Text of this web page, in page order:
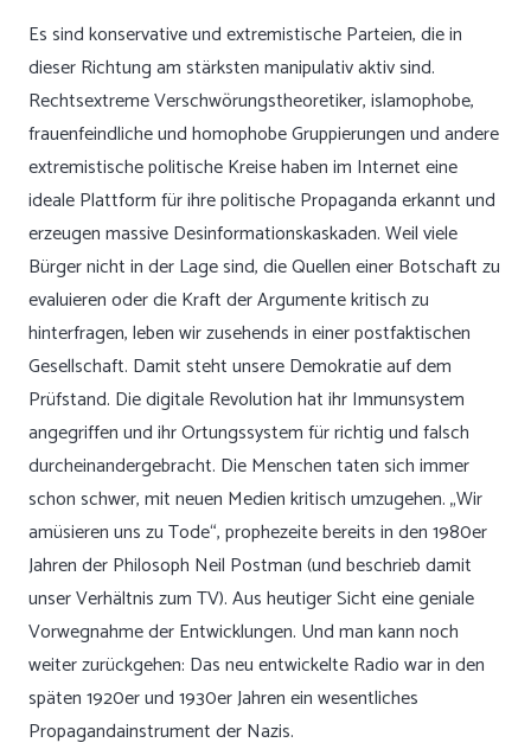
Es sind konservative und extremistische Parteien, die in
dieser Richtung am stärksten manipulativ aktiv sind.
Rechtsextreme Verschwörungstheoretiker, islamophobe,
frauenfeindliche und homophobe Gruppierungen und andere
extremistische politische Kreise haben im Internet eine
ideale Plattform für ihre politische Propaganda erkannt und
erzeugen massive Desinformationskaskaden. Weil viele
Bürger nicht in der Lage sind, die Quellen einer Botschaft zu
evaluieren oder die Kraft der Argumente kritisch zu
hinterfragen, leben wir zusehends in einer postfaktischen
Gesellschaft. Damit steht unsere Demokratie auf dem
Prüfstand. Die digitale Revolution hat ihr Immunsystem
angegriffen und ihr Ortungssystem für richtig und falsch
durcheinandergebracht. Die Menschen taten sich immer
schon schwer, mit neuen Medien kritisch umzugehen. „Wir
amüsieren uns zu Tode“, prophezeite bereits in den 1980er
Jahren der Philosoph Neil Postman (und beschrieb damit
unser Verhältnis zum TV). Aus heutiger Sicht eine geniale
Vorwegnahme der Entwicklungen. Und man kann noch
weiter zurückgehen: Das neu entwickelte Radio war in den
späten 1920er und 1930er Jahren ein wesentliches
Propagandainstrument der Nazis.